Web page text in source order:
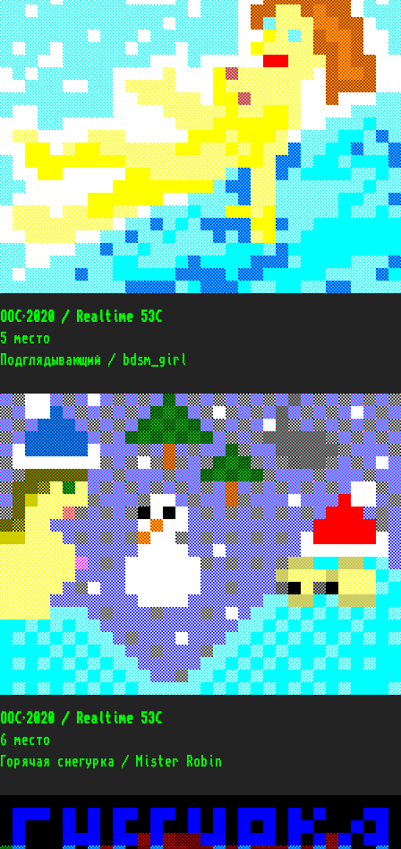
OOC’2020 / Realtime 53C
5 место
Подглядывающий / bdsm_girl
OOC’2020 / Realtime 53C
6 место
Горячая снегурка / Mister Robin